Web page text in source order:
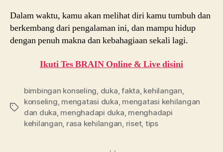
Dalam waktu, kamu akan melihat diri kamu tumbuh dan
berkembang dari pengalaman ini, dan mampu hidup
dengan penuh makna dan kebahagiaan sekali lagi.
Ikuti Tes BRAIN Online & Live disini
Tags
bimbingan konseling duka ,fakta kehilangan
konseling mengatasi duka mengatasi kehilangan
dan duka menghadapi duka menghadapi
kehilangan rasa kehilangan riset, tips